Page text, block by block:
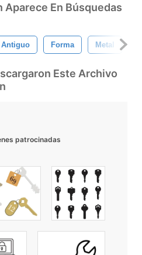
Aparece En Búsquedas
Antiguo Forma Metal
Este Archivo
patrocinadas